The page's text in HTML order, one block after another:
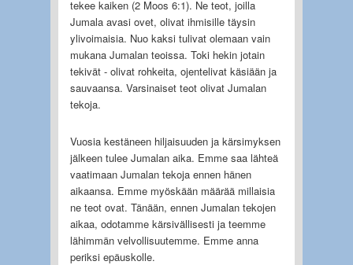
tekee kaiken (2 Moos 6:1). Ne teot, joilla
Jumala avasi ovet, olivat ihmisille täysin
ylivoimaisia. Nuo kaksi tulivat olemaan vain
mukana Jumalan teoissa. Toki hekin jotain
tekivät - olivat rohkeita, ojentelivat käsiään ja
sauvaansa. Varsinaiset teot olivat Jumalan
tekoja.
Vuosia kestäneen hiljaisuuden ja kärsimyksen
jälkeen tulee Jumalan aika. Emme saa lähteä
vaatimaan Jumalan tekoja ennen hänen
aikaansa. Emme myöskään määrää millaisia
ne teot ovat. Tänään, ennen Jumalan tekojen
aikaa, odotamme kärsivällisesti ja teemme
lähimmän velvollisuutemme. Emme anna
periksi epäuskolle.